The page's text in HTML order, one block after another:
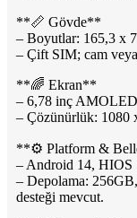
**📏 Gövde**
– Boyutlar: 165,3 x
– Çift SIM; cam
**🌈 Ekran**
– 6,78 inç
– Çözünürlük: 1080
**⚙️ Platform &
– Android 14, HIOS
– Depolama:
desteği mevcut.